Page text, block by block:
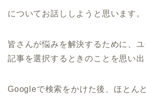
についてお話ししようと思います。
皆さんが悩みを解決するために、
記事を選択するときのことを思い出
Googleで検索をかけた後、ほとん